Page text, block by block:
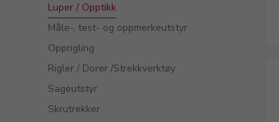
Luper / Opptikk
Måle-, test- og oppmerkeutstyr
Opprigling
Rigler / Dorer /Strekkverktøy
Sageutstyr
Skrutrekker